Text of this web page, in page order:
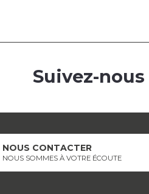
Suivez-nous
NOUS CONTACTER
NOUS SOMMES À VOTRE ÉCOUTE